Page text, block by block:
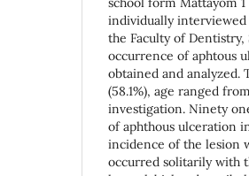
individually
the Faculty of
occurrence of aphtous
obtained and analyzed.
(58.1%), age ranged
investigation. Ninety
of aphthous ulceration
incidence of the lesion
occurred solitarily with